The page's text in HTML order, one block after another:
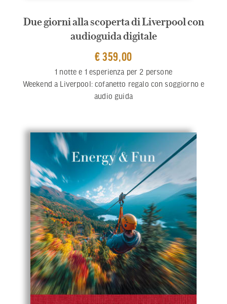
Due giorni alla scoperta di Liverpool con
audioguida digitale
€ 359,00
1 notte e 1 esperienza per 2 persone
Weekend a Liverpool: cofanetto regalo con soggiorno e
audio guida